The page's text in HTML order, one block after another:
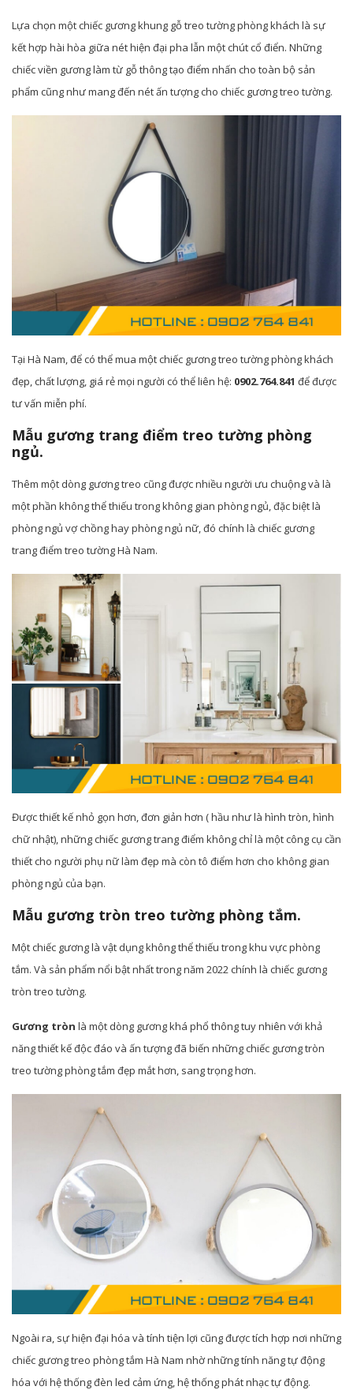
Lựa chọn một chiếc gương khung gỗ treo tường phòng khách là sự
kết hợp hài hòa giữa nét hiện đại pha lẫn một chút cổ điển. Những
chiếc viền gương làm từ gỗ thông tạo điểm nhấn cho toàn bộ sản
phẩm cũng như mang đến nét ấn tượng cho chiếc gương treo tường.
Tại Hà Nam, để có thể mua một chiếc gương treo tường phòng khách
đẹp, chất lượng, giá rẻ mọi người có thể liên hệ: 0902.764.841 để được
tư vấn miễn phí.
Mẫu gương trang điểm treo tường phòng
ngủ.
Thêm một dòng gương treo cũng được nhiều người ưu chuộng và là
một phần không thể thiếu trong không gian phòng ngủ, đặc biệt là
phòng ngủ vợ chồng hay phòng ngủ nữ, đó chính là chiếc gương
trang điểm treo tường Hà Nam.
Được thiết kế nhỏ gọn hơn, đơn giản hơn ( hầu như là hình tròn, hình
chữ nhật), những chiếc gương trang điểm không chỉ là một công cụ cần
thiết cho người phụ nữ làm đẹp mà còn tô điểm hơn cho không gian
phòng ngủ của bạn.
Mẫu gương tròn treo tường phòng tắm.
Một chiếc gương là vật dụng không thể thiếu trong khu vực phòng
tắm. Và sản phẩm nổi bật nhất trong năm 2022 chính là chiếc gương
tròn treo tường.
Gương tròn là một dòng gương khá phổ thông tuy nhiên với khả
năng thiết kế độc đáo và ấn tượng đã biến những chiếc gương tròn
treo tường phòng tắm đẹp mắt hơn, sang trọng hơn.
Ngoài ra, sự hiện đại hóa và tính tiện lợi cũng được tích hợp nơi những
chiếc gương treo phòng tắm Hà Nam nhờ những tính năng tự động
hóa với hệ thống đèn led cảm ứng, hệ thống phát nhạc tự động.